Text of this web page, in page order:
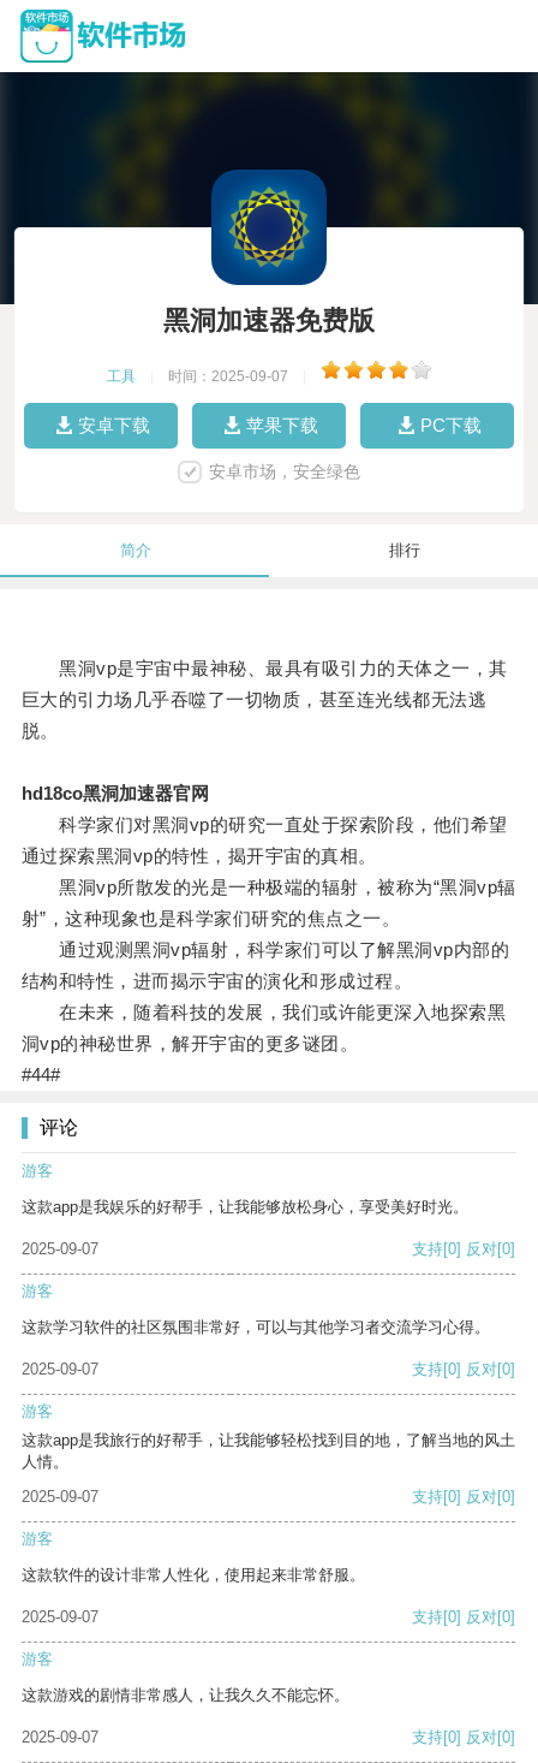
黑洞加速器免费版
工具 时间：2025-09-07
安卓下载 苹果下载 PC下载
安卓市场，安全绿色
简介 排行
黑洞vp是宇宙中最神秘、最具有吸引力的天体之一，其
巨大的引力场几乎吞噬了一切物质，甚至连光线都无法逃
脱。
hd18co黑洞加速器官网
科学家们对黑洞vp的研究一直处于探索阶段，他们希望
通过探索黑洞vp的特性，揭开宇宙的真相。
黑洞vp所散发的光是一种极端的辐射，被称为“黑洞vp辐
射”，这种现象也是科学家们研究的焦点之一。
通过观测黑洞vp辐射，科学家们可以了解黑洞vp内部的
结构和特性，进而揭示宇宙的演化和形成过程。
在未来，随着科技的发展，我们或许能更深入地探索黑
洞vp的神秘世界，解开宇宙的更多谜团。
#44#
评论
游客
这款app是我娱乐的好帮手，让我能够放松身心，享受美好时光。
2025-09-07 支持[0] 反对[0]
游客
这款学习软件的社区氛围非常好，可以与其他学习者交流学习心得。
2025-09-07 支持[0] 反对[0]
游客
这款app是我旅行的好帮手，让我能够轻松找到目的地，了解当地的风土
人情。
2025-09-07
支持[0] 反对[0]
游客
这款软件的设计非常人性化，使用起来非常舒服。
2025-09-07 支持[0] 反对[0]
游客
这款游戏的剧情非常感人，让我久久不能忘怀。
2025-09-07 支持[0] 反对[0]